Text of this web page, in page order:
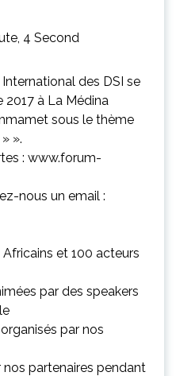
4 Second
des DSI se
2017 à La Médina
sous le thème
».
: www.forum-
nous un email :
et 100 acteurs
par des speakers
par nos
nos partenaires pendant